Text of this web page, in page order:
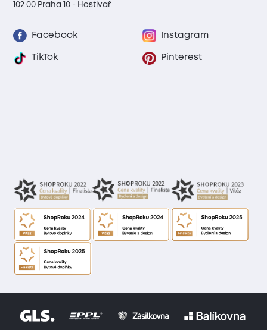
102 00 Praha 10 - Hostivař
Facebook Instagram
TikTok Pinterest